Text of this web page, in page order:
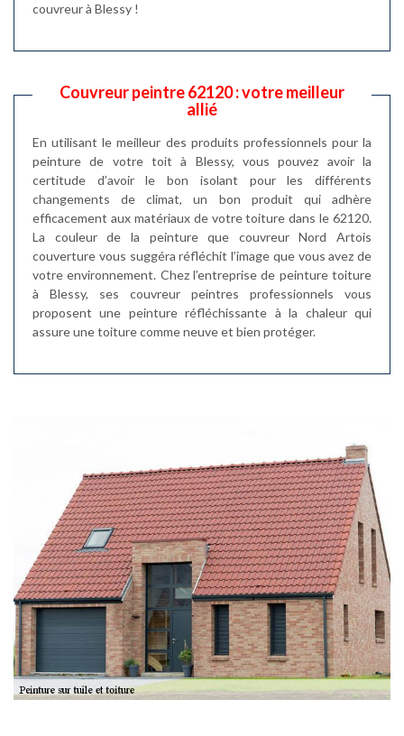
couvreur à Blessy !
Couvreur peintre 62120 : votre meilleur
allié
En utilisant le meilleur des produits professionnels pour la
peinture de votre toit à Blessy, vous pouvez avoir la
certitude d’avoir le bon isolant pour les différents
changements de climat, un bon produit qui adhère
efficacement aux matériaux de votre toiture dans le 62120.
La couleur de la peinture que couvreur Nord Artois
couverture vous suggéra réfléchit l’image que vous avez de
votre environnement. Chez l’entreprise de peinture toiture
à Blessy, ses couvreur peintres professionnels vous
proposent une peinture réfléchissante à la chaleur qui
assure une toiture comme neuve et bien protéger.